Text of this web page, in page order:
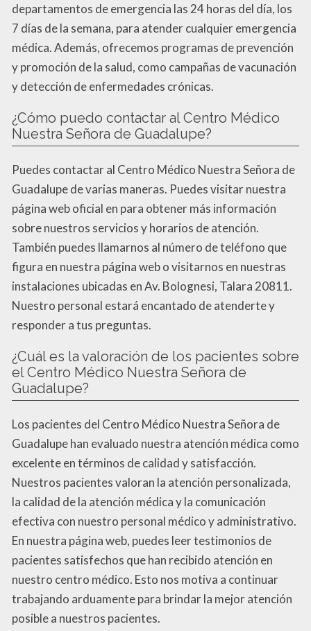
departamentos de emergencia las 24 horas del día, los
7 días de la semana, para atender cualquier emergencia
médica. Además, ofrecemos programas de prevención
y promoción de la salud, como campañas de vacunación
y detección de enfermedades crónicas.
¿Cómo puedo contactar al Centro Médico
Nuestra Señora de Guadalupe?
Puedes contactar al Centro Médico Nuestra Señora de
Guadalupe de varias maneras. Puedes visitar nuestra
página web oficial en para obtener más información
sobre nuestros servicios y horarios de atención.
También puedes llamarnos al número de teléfono que
figura en nuestra página web o visitarnos en nuestras
instalaciones ubicadas en Av. Bolognesi, Talara 20811.
Nuestro personal estará encantado de atenderte y
responder a tus preguntas.
¿Cuál es la valoración de los pacientes sobre
el Centro Médico Nuestra Señora de
Guadalupe?
Los pacientes del Centro Médico Nuestra Señora de
Guadalupe han evaluado nuestra atención médica como
excelente en términos de calidad y satisfacción.
Nuestros pacientes valoran la atención personalizada,
la calidad de la atención médica y la comunicación
efectiva con nuestro personal médico y administrativo.
En nuestra página web, puedes leer testimonios de
pacientes satisfechos que han recibido atención en
nuestro centro médico. Esto nos motiva a continuar
trabajando arduamente para brindar la mejor atención
posible a nuestros pacientes.